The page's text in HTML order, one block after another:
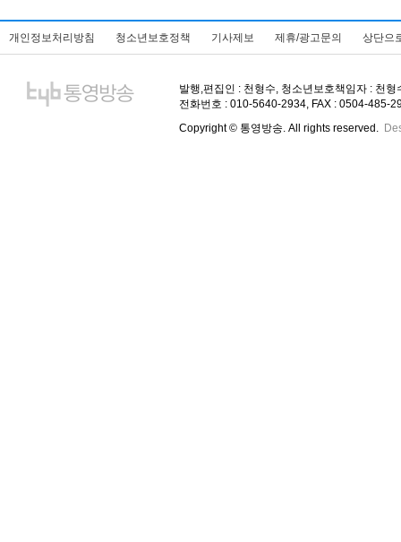
개인정보처리방침 청소년보호정책 기사제보 제휴/광고문의 상단으
발행,편집인 : 천형수, 청소년보호책임자 : 천
전화번호 : 010-5640-2934, FAX : 0504-485-
Copyright © 통영방송. All rights reserved.